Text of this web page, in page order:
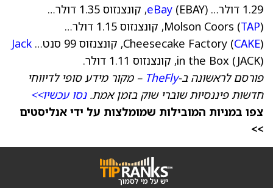
1.29 דולר…
eBay
(EBAY), קונצנזוס 1.35 דולר…
Molson Coors (TAP
), קונצנזוס 1.15 דולר…
Cheesecake Factory (CAKE), קונצנזוס 99 סנט…
Jack
in the Box (JACK), קונצנזוס 1.11 דולר.
פורסם לראשונה ב-TheFly – מקור מידע סופי לדיווחי
חדשות פיננסיות שוברי שוק בזמן אמת.נסו עכשיו>>
צפו במניות המובילות שמומלצות על ידי אנליסטים
>>